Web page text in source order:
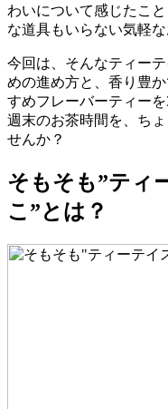
わいについて感じたこ
な道具もいらない気軽
今回は、そんなティー
めの進め方と、香り豊
すめフレーバーティーを
週末のお茶時間を、ち
せんか？
そもそも”ティ
こ”とは？